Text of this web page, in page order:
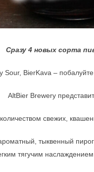
Сразу 4 новых сорта
Sour, BierKava –
AltBier Brewery
свежих,
тыквенный
тягучим